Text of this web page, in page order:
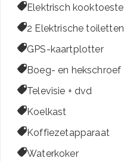
Elektrisch
2 Elektrische toiletten
GPS-kaartplotter
Boeg- en hekschroef
Televisie + dvd
Koelkast
Koffiezetapparaat
Waterkoker